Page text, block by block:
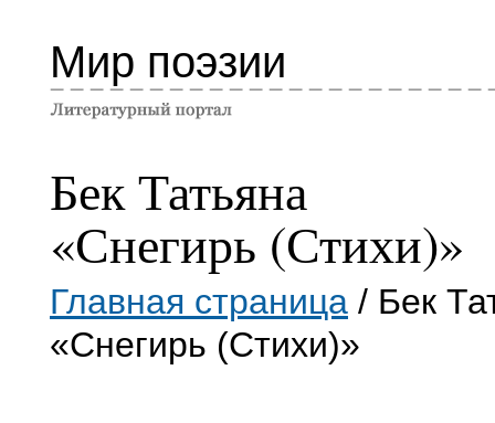
Мир поэзии
Бек Татьяна
«Снегирь (Стихи)»
Главная страница / Бек
«Снегирь (Стихи)»